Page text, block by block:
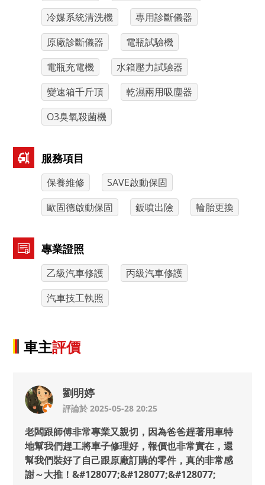
冷媒系統清洗機
專用診斷儀器
原廠診斷儀器
電瓶試驗機
電瓶充電機
水箱壓力試驗器
變速箱千斤頂
乾濕兩用吸塵器
O3臭氧殺菌機
服務項目
保養維修
SAVE啟動保固
歐固德啟動保固
鈑噴出險 輪胎更換
專業證照
乙級汽車修護
丙級汽車修護
汽車技工執照
車主評價
劉明婷
評論於 2025-05-28 20:25
老闆跟師傅非常專業又親切，因為爸爸趕著用車特
地幫我們趕工將車子修理好，報價也非常實在，還
幫我們裝好了自己跟原廠訂購的零件，真的非常感
謝～大推！&#128077;&#128077;&#128077;